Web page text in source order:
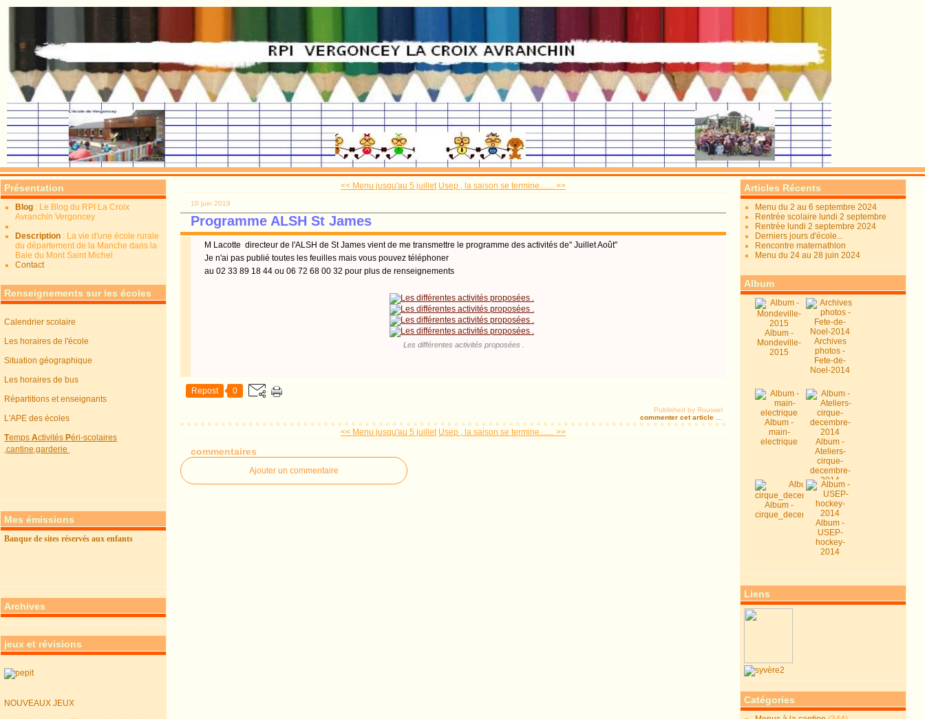
Présentation
Blog : Le Blog du RPI La Croix
Avranchin Vergoncey
Description : La vie d'une école rurale
du département de la Manche dans la
Baie du Mont Saint Michel
Contact
Renseignements sur les écoles
Calendrier scolaire
Les horaires de l'école
Situation géographique
Les horaires de bus
Répartitions et enseignants
L'APE des écoles
Temps Activités Péri-scolaires
,cantine,garderie
Mes émissions
Banque de sites réservés aux enfants
Archives
jeux et révisions
NOUVEAUX JEUX
<< Menu jusqu'au 5 juillet Usep , la saison se termine....... >>
10 juin 2019
Programme ALSH St James
M Lacotte directeur de l'ALSH de St James vient de me transmettre le programme des activités de" Juillet Août"
Je n'ai pas publié toutes les feuilles mais vous pouvez téléphoner
au 02 33 89 18 44 ou 06 72 68 00 32 pour plus de renseignements
Les différentes activités proposées .
Repost 0
Published by Roussel
commenter cet article
<< Menu jusqu'au 5 juillet Usep , la saison se termine....... >>
commentaires
Ajouter un commentaire
Articles Récents
Menu du 2 au 6 septembre 2024
Rentrée scolaire lundi 2 septembre
Rentrée lundi 2 septembre 2024
Derniers jours d'école...
Rencontre maternathlon
Menu du 24 au 28 juin 2024
Album
Album -
Mondeville-
2015
Archives
photos -
Fete-de-
Noel-2014
Album -
main-
electrique
Album -
Ateliers-
cirque-
decembre-
2014
Album -
cirque_decembre2014
Album -
USEP-
hockey-
2014
Liens
Catégories